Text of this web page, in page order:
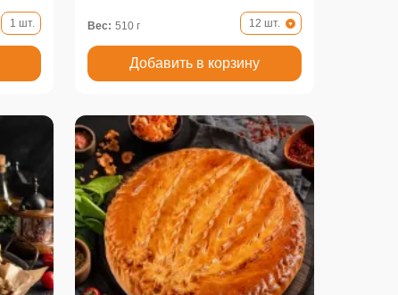
1 шт. Вес: 510 г 12 шт.
Добавить в корзину